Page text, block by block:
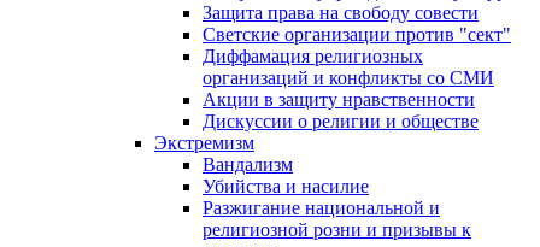
Защита права на свободу совести
Светские организации против "сект"
Диффамация религиозных
организаций и конфликты со СМИ
Акции в защиту нравственности
Дискуссии о религии и обществе
Экстремизм
Вандализм
Убийства и насилие
Разжигание национальной и
религиозной розни и призывы к